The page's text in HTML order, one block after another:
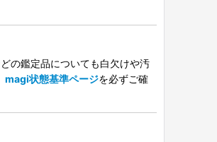
の鑑定品についても白欠けや汚
magi状態基準ページを必ずご確